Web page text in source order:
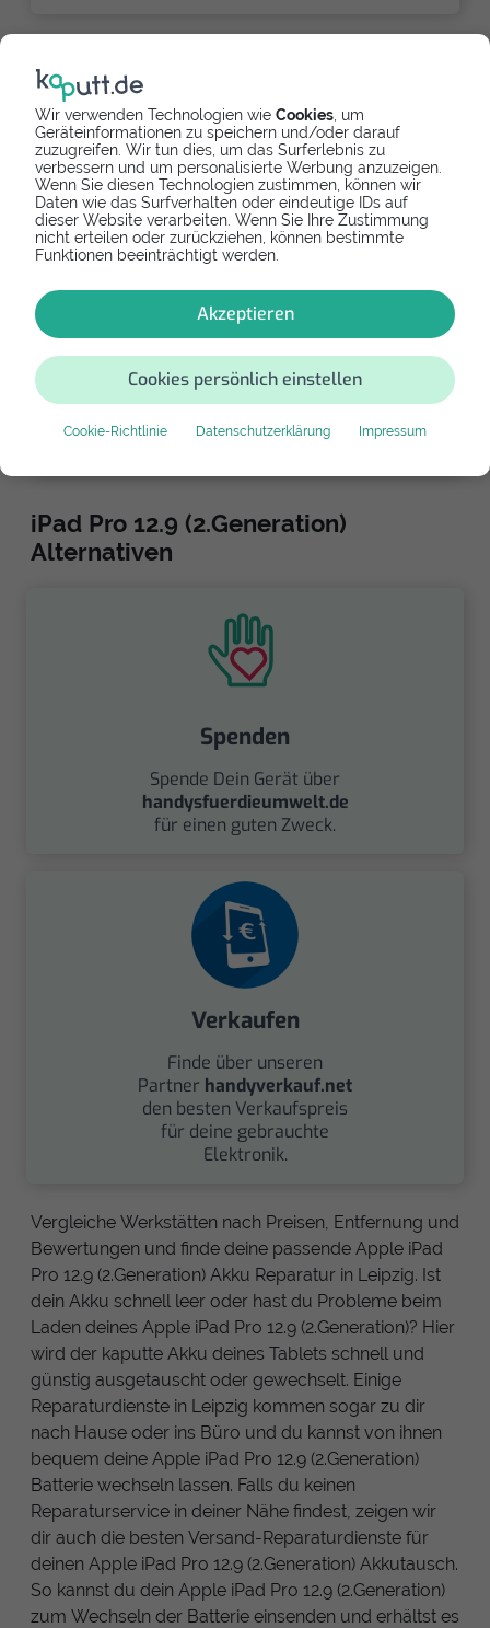
Wir verwenden Technologien wie Cookies , um
Geräteinformationen zu speichern und/oder darauf
zuzugreifen. Wir tun dies, um das Surferlebnis zu
verbessern und um personalisierte Werbung anzuzeigen.
Wenn Sie diesen Technologien zustimmen, können wir
Daten wie das Surfverhalten oder eindeutige IDs auf
dieser Website verarbeiten. Wenn Sie Ihre Zustimmung
nicht erteilen oder zurückziehen, können bestimmte
Funktionen beeinträchtigt werden.
Akzeptieren
Cookies persönlich einstellen
Cookie-Richtlinie Datenschutzerklärung Impressum
iPad Pro 12.9 (2.Generation) Akku
Versandreparaturen
Bei den folgenden Reparateuren kannst du dein
Gerät einsenden. Nach kurzer Zeit erhältst du dein
repariertes Smartphone als Paket zurück.
kaputt.de GmbH
Einfach reparieren - dein Reparaturspezialist
189,90 €
iPad Pro 12.9 (2.Generation)
Alternativen
Spenden
Spende Dein Gerät über
handysfuerdieumwelt.de
für einen guten Zweck.
Verkaufen
Finde über unseren
Partner handyverkauf.net
den besten Verkaufspreis
für deine gebrauchte
Elektronik.
Vergleiche Werkstätten nach Preisen, Entfernung und
Bewertungen und finde deine passende Apple iPad
Pro 12.9 (2.Generation) Akku Reparatur in Leipzig. Ist
dein Akku schnell leer oder hast du Probleme beim
Laden deines Apple iPad Pro 12.9 (2.Generation)? Hier
wird der kaputte Akku deines Tablets schnell und
günstig ausgetauscht oder gewechselt. Einige
Reparaturdienste in Leipzig kommen sogar zu dir
nach Hause oder ins Büro und du kannst von ihnen
bequem deine Apple iPad Pro 12.9 (2.Generation)
Batterie wechseln lassen. Falls du keinen
Reparaturservice in deiner Nähe findest, zeigen wir
dir auch die besten Versand-Reparaturdienste für
deinen Apple iPad Pro 12.9 (2.Generation) Akkutausch.
So kannst du dein Apple iPad Pro 12.9 (2.Generation)
zum Wechseln der Batterie einsenden und erhältst es